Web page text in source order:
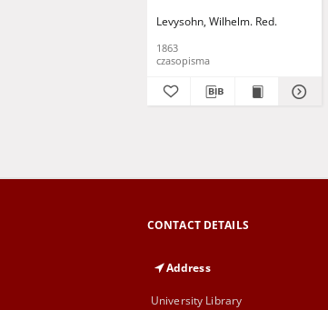
Levysohn, Wilhelm. Red.
1863
czasopisma
CONTACT DETAILS
Address
University Library